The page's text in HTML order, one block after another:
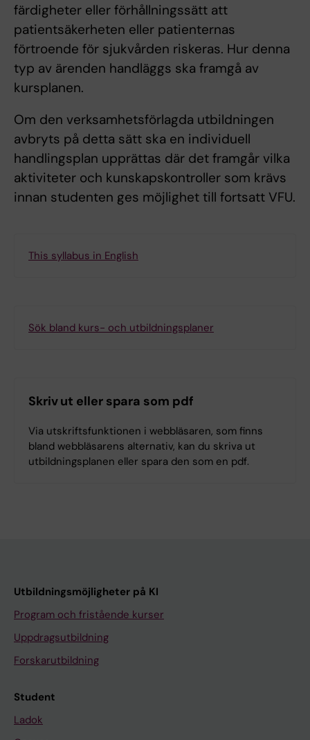
färdigheter eller förhållningssätt att
patientsäkerheten eller patienternas
förtroende för sjukvården riskeras. Hur denna
typ av ärenden handläggs ska framgå av
kursplanen.
Om den verksamhetsförlagda utbildningen
avbryts på detta sätt ska en individuell
handlingsplan upprättas där det framgår vilka
aktiviteter och kunskapskontroller som krävs
innan studenten ges möjlighet till fortsatt VFU.
This syllabus in English
Sök bland kurs- och utbildningsplaner
Skriv ut eller spara som pdf
Via utskriftsfunktionen i webbläsaren, som finns
bland webbläsarens alternativ, kan du skriva ut
utbildningsplanen eller spara den som en pdf.
Utbildningsmöjligheter på KI
Program och fristående kurser
Uppdragsutbildning
Forskarutbildning
Student
Ladok